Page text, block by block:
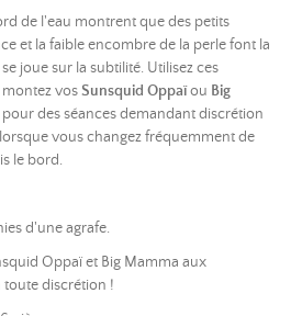
de l'eau montrent que des petits
et la faible encombre de la perle font la
joue sur la subtilité. Utilisez ces
vosSunsquid Oppaïou Big
pour des séances demandant discrétion
vous changez fréquemment de
le bord.
d'une agrafe.
Oppaï et Big Mamma aux
toute discrétion !